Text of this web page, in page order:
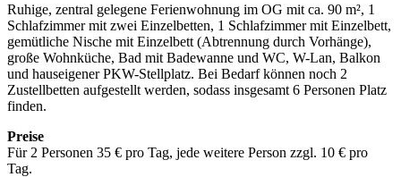
Ruhige, zentral gelegene Ferienwohnung im OG mit ca. 90 m², 1
Schlafzimmer mit zwei Einzelbetten, 1 Schlafzimmer mit Einzelbett,
gemütliche Nische mit Einzelbett (Abtrennung durch Vorhänge),
große Wohnküche, Bad mit Badewanne und WC, W-Lan, Balkon
und hauseigener PKW-Stellplatz. Bei Bedarf können noch 2
Zustellbetten aufgestellt werden, sodass insgesamt 6 Personen Platz
finden.
Preise
Für 2 Personen 35 € pro Tag, jede weitere Person zzgl. 10 € pro
Tag.